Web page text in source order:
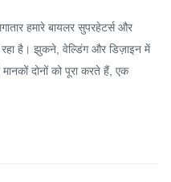
हमारे बायलर सुपरहेटर्स और
रहा है। झुकने, वेल्डिंग और डिज़ाइन में
मानकों दोनों को पूरा करते हैं, एक